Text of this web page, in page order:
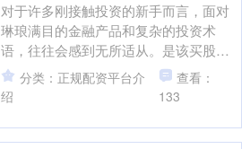
对于许多刚接触投资的新手而言，面对
琳琅满目的金融产品和复杂的投资术
语，往往会感到无所适从。是该买股
票、基金，还是选择更稳健的债券、银
行理财？如何平衡风险与收益？....
分类：正规配资平台介
绍
查看：
133